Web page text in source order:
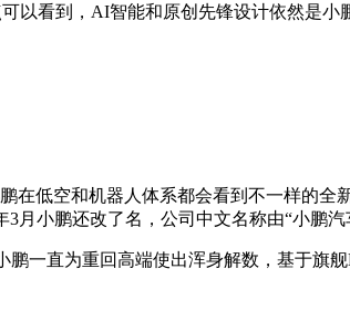
以看到，AI智能和原创先锋设计依然是
低空和机器人体系都会看到不一样的
小鹏还改了名，公司中文名称由“小鹏汽
一直为重回高端使出浑身解数，基于旗